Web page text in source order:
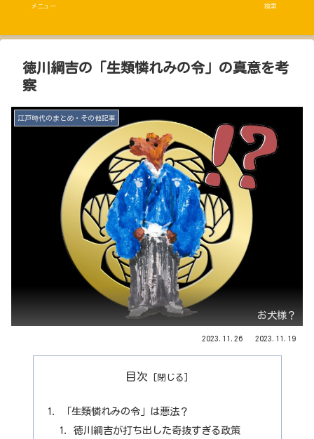
徳川綱吉の「生類憐れみの令」の真意を考
察
江戸時代のまとめ・その他記事
お犬様？
2023.11.26 2023.11.19
目次
「生類憐れみの令」は悪法？
徳川綱吉が打ち出した奇抜すぎる政策
メニュー 検索